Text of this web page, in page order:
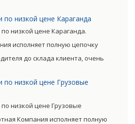
транспортные затраты,
итоговой цены товара.
по низкой цене Караганда
низкой цене Караганда.
исполняет полную цепочку
до склада клиента, очень
транспортные затраты,
итоговой цены товара.
по низкой цене Грузовые
низкой цене Грузовые
Компания исполняет полную